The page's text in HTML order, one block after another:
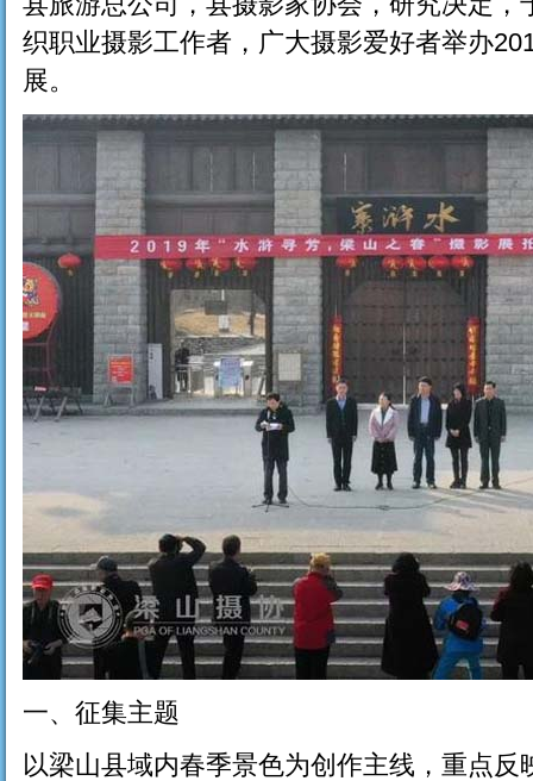
织职业摄影工作者，广大摄影爱好者举办
展。
一、征集主题
以梁山县域内春季景色为创作主线，重点